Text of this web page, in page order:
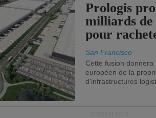
Prologis
milliards
pour
San Francisco
Cette fusion
européen de la
d'infrastructures